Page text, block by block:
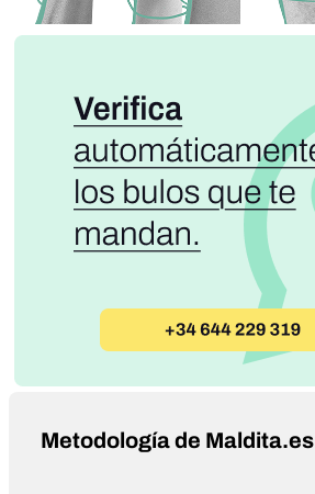
Metodología de Maldita.es